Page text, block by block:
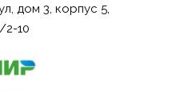
дом 3, корпус 5,
10